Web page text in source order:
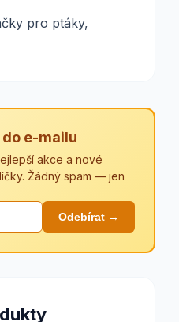
pro ptáky,
e-mailu
akce a nové
Žádný spam — jen
Odebírat →